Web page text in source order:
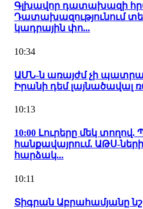
Գլխավոր դատախազի
Դատախազությունում
կադրային փո...
10:34
ԱՄՆ-ն առայժմ չի
Իրանի դեմ լայնածավալ
10:13
10:00 Լուրերը մեկ տողով.
հանքավայրում. ԱԹՍ-
հարձակ...
10:11
Տիգրան Աբրահամյանը